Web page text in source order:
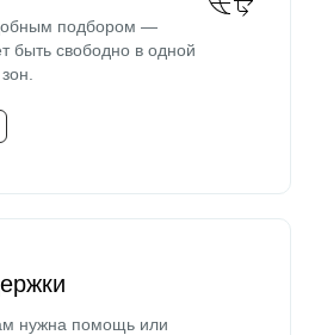
подбором —
быть свободно в одной
нужна помощь или